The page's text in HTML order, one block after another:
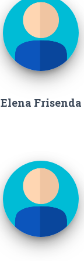
Elena Frisenda